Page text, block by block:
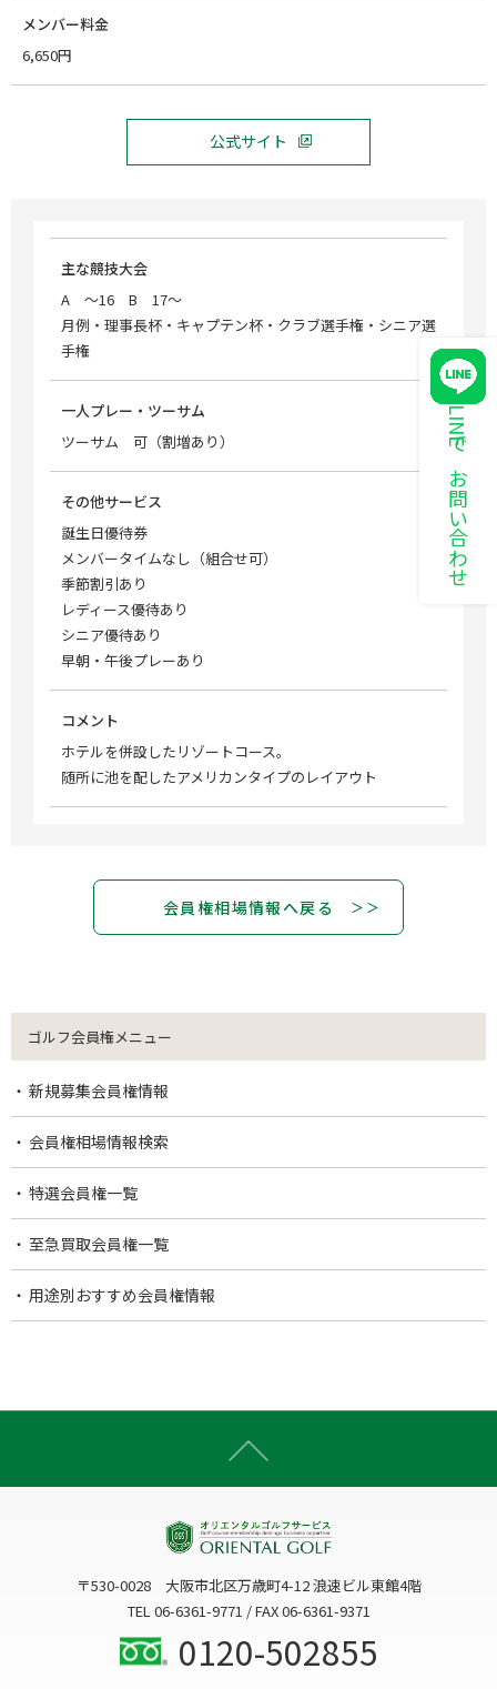
LINEでお問い合わせ
メンバー料金
6,650円
公式サイト
主な競技大会
A ～16 B 17～
月例・理事長杯・キャプテン杯・クラブ選手権・シニア選
手権
一人プレー・ツーサム
ツーサム 可（割増あり）
その他サービス
誕生日優待券
メンバータイムなし（組合せ可）
季節割引あり
レディース優待あり
シニア優待あり
早朝・午後プレーあり
コメント
ホテルを併設したリゾートコース。
随所に池を配したアメリカンタイプのレイアウト
会員権相場情報へ戻る
ゴルフ会員権メニュー
新規募集会員権情報
会員権相場情報検索
特選会員権一覧
至急買取会員権一覧
用途別おすすめ会員権情報
〒530-0028 大阪市北区万歳町4-12 浪速ビル東館4階
TEL 06-6361-9771 / FAX 06-6361-9371
0120-502855